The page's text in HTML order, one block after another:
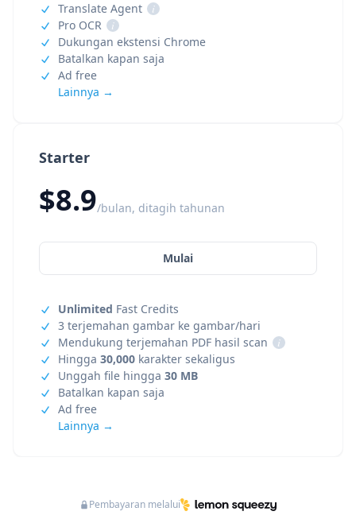
Starter
$8.9/bulan, ditagih tahunan
Mulai
Unlimited Fast Credits
3 terjemahan gambar ke gambar/hari
Mendukung terjemahan PDF hasil scan
i
Hingga 30,000 karakter sekaligus
Unggah file hingga 30 MB
Batalkan kapan saja
Ad free
Lainnya →
Translate Agent
i
Pro OCR
i
Dukungan ekstensi Chrome
Batalkan kapan saja
Ad free
Lainnya →
Pembayaran melalui